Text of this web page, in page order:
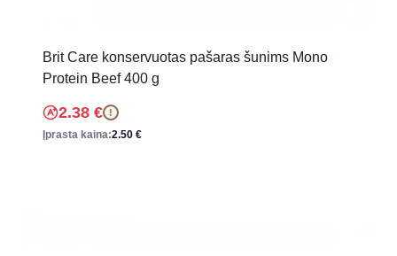
Brit Care konservuotas pašaras šunims Mono
Protein Beef 400 g
2.38 € !
Įprasta kaina:2.50 €